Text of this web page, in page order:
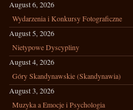
August 6, 2026
Wydarzenia i Konkursy Fotograficzne
August 5, 2026
Nietypowe Dyscypliny
August 4, 2026
Góry Skandynawskie (Skandynawia)
August 3, 2026
Muzyka a Emocje i Psychologia